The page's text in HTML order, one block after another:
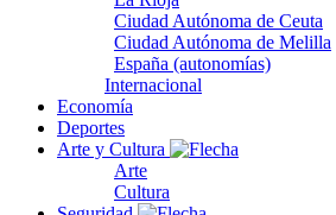
Ciudad Autónoma de Ceuta
Ciudad Autónoma de Melilla
España (autonomías)
Internacional
Economía
Deportes
Arte y Cultura
Arte
Cultura